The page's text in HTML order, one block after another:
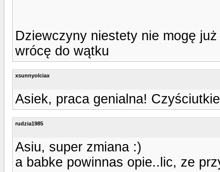
Dziewczyny niestety nie mogę
wrócę do wątku
xsunnyolciax
Asiek, praca genialna!
rudzia1985
Asiu, super zmiana :)
a babke powinnas opie..lic, ze